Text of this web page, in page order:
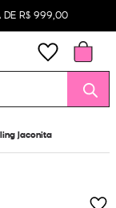
DE R$ 999,00
Jaconita